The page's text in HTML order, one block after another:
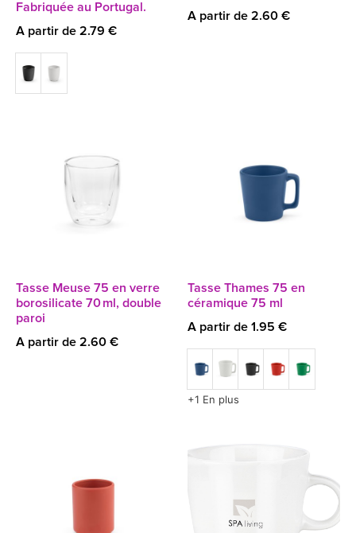
Fabriquée au Portugal.
A partir de 2.79 €
A partir de 2.60 €
Tasse Meuse 75 en verre
borosilicate 70 ml, double
paroi
A partir de 2.60 €
Tasse Thames 75 en
céramique 75 ml
A partir de 1.95 €
+1 En plus